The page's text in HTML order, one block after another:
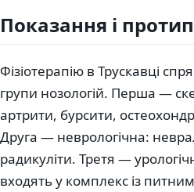
Показання і
Фізіотерапію в Трускавці
групи нозологій. Перша —
артрити, бурсити,
Друга — неврологічна:
радикуліти. Третя —
входять у комплекс із